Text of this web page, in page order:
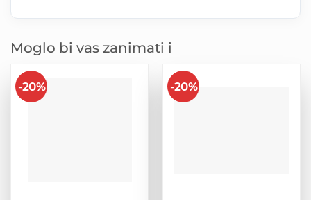
Moglo bi vas zanimati i
-20% -20%